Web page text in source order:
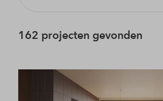
162 projecten gevonden